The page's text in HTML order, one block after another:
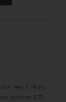
Вес 3.95 гр.
золото 375